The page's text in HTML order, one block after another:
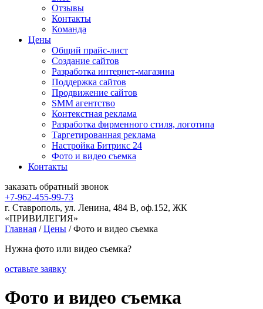
Отзывы
Контакты
Команда
Цены
Общий прайс-лист
Создание сайтов
Разработка интернет-магазина
Поддержка сайтов
Продвижение сайтов
SMM агентство
Контекстная реклама
Разработка фирменного стиля, логотипа
Таргетированная реклама
Настройка Битрикс 24
Фото и видео съемка
Контакты
заказать обратный звонок
+7-962-455-99-73
г. Ставрополь, ул. Ленина, 484 В, оф.152, ЖК
«ПРИВИЛЕГИЯ»
Главная / Цены / Фото и видео съемка
Нужна фото или видео съемка?
оставьте заявку
Фото и видео съемка